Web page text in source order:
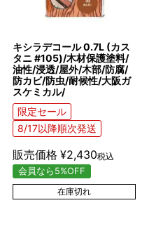
キシラデコール 0.7L (カス
タニ #105)/木材保護塗料/
油性/浸透/屋外/木部/防腐/
防カビ/防虫/耐候性/大阪ガ
スケミカル/
限定セール
8/17以降順次発送
販売価格 ¥2,430税込
会員なら5%OFF
在庫切れ